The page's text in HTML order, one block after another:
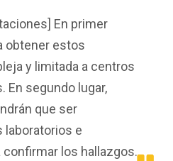
En primer
obtener estos
y limitada a centros
En segundo lugar,
que ser
laboratorios e
los hallazgos.